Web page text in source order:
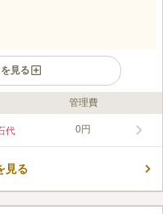
見る
能することができる墓地です。
されずにお参りが可能です。
管理費
代 0円
見る